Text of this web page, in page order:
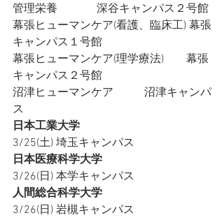
管理栄養              深谷キャンパス２号館
幕張ヒューマンケア(看護、臨床工) 幕張
キャンパス１号館
幕張ヒューマンケア(理学療法)        幕張
キャンパス２号館
沼津ヒューマンケア           沼津キャンパ
ス
日本工業大学
3/25(土) 埼玉キャンパス
日本医療科学大学
3/26(日) 本学キャンパス
人間総合科学大学
3/26(日) 岩槻キャンパス